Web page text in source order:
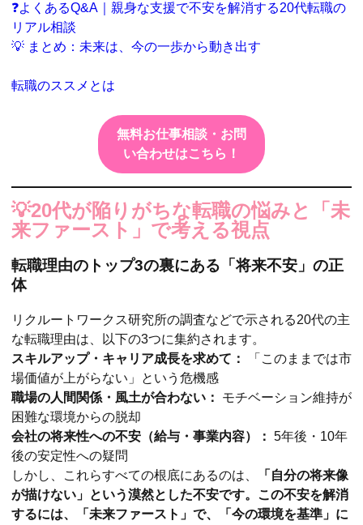
❓よくあるQ&A｜親身な支援で不安を解消する20代転職の
リアル相談
💡 まとめ：未来は、今の一歩から動き出す
転職のススメとは
無料お仕事相談・お問
い合わせはこちら！
💡20代が陥りがちな転職の悩みと「未
来ファースト」で考える視点
転職理由のトップ3の裏にある「将来不安」の正
体
リクルートワークス研究所の調査などで示される20代の主
な転職理由は、以下の3つに集約されます。
スキルアップ・キャリア成長を求めて：
「このままでは市
場価値が上がらない」という危機感
職場の人間関係・風土が合わない：
モチベーション維持が
困難な環境からの脱却
会社の将来性への不安（給与・事業内容）： 5年後・10年
後の安定性への疑問
しかし、これらすべての根底にあるのは、
「自分の将来像
が描けない」という漠然とした不安です。この不安を解消
するには、「未来ファースト」で、「今の環境を基準」に